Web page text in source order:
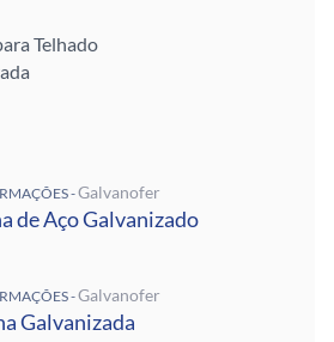
Telhado
-Galvanofer
de Aço Galvanizado
-Galvanofer
Galvanizada